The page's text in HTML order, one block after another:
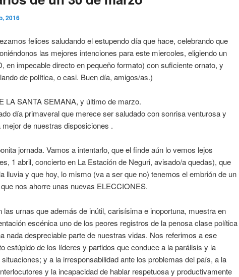
2016
felices saludando el estupendo día que hace, celebrando que
las mejores intenciones para este miercoles, eligiendo un
en impecable directo en pequeño formato) con suficiente ornato, y
de política, o casi. Buen día, amigos/as.)
LA SANTA SEMANA, y último de marzo.
día primaveral que merece ser saludado con sonrisa venturosa y
de nuestras disposiciones .
jornada. Vamos a intentarlo, que el finde aún lo vemos lejos
1 abril, concierto en La Estación de Neguri, avisado/a quedas), que
lluvia y que hoy, lo mismo (va a ser que no) tenemos el embrión de un
nos ahorre unas nuevas ELECCIONES.
las urnas que además de inútil, carisísima e inoportuna, muestra en
escénica uno de los peores registros de la penosa clase política
nada despreciable parte de nuestras vidas. Nos referimos a ese
estúpido de los líderes y partidos que conduce a la parálisis y la
y a la irresponsabilidad ante los problemas del país, a la
y la incapacidad de hablar respetuosa y productivamente